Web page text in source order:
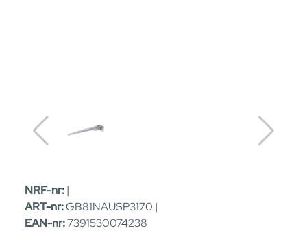
NRF-nr:|
ART-nr:GB81NAUSP3170 |
EAN-nr:7391530074238